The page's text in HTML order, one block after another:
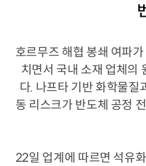
호르무즈 해협 봉쇄 여파
치면서 국내 소재 업체의
다. 나프타 기반 화학물질
동 리스크가 반도체 공정
22일 업계에 따르면 석유